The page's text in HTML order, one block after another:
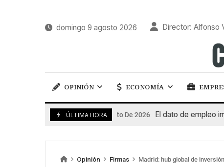
domingo 9 agosto 2026 Director: Alfonso
OPINIÓN ECONOMÍA
ÚLTIMA HORA
7 De Agosto De 2026 El dato de empleo
Opinión Firmas Madrid: hub global de